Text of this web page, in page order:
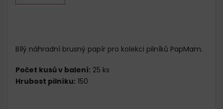
Bílý náhradní brusný papír pro kolekci pilníků PapMam.
Počet kusů v balení: 25 ks
Hrubost pilníku: 150